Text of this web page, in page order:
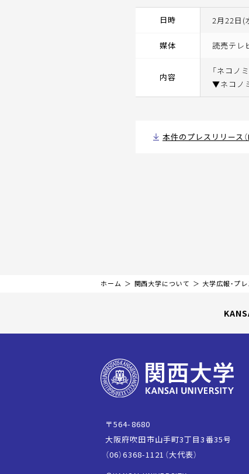
日時 2月22日(
媒体 読売テレ
内容
「ネコノ
▼ネコノ
本件のプレスリリース（
ホーム 関西大学について 大学広報・プ
〒564-8680
大阪府吹田市山手町3丁目3番35号
（06）6368-1121（大代表）